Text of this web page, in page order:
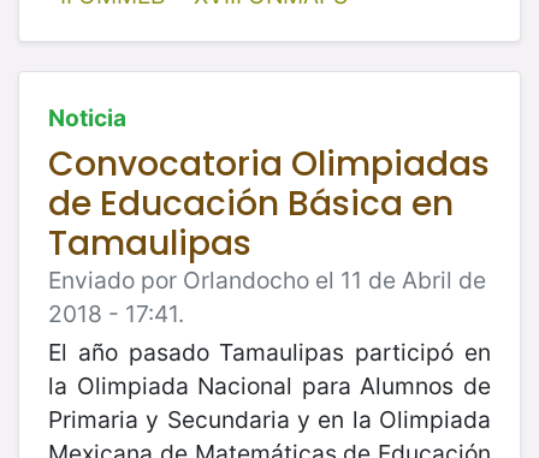
Noticia
Convocatoria Olimpiadas
de Educación Básica en
Tamaulipas
Enviado por Orlandocho el 11 de Abril de
2018 - 17:41.
El año pasado Tamaulipas participó en
la Olimpiada Nacional para Alumnos de
Primaria y Secundaria y en la Olimpiada